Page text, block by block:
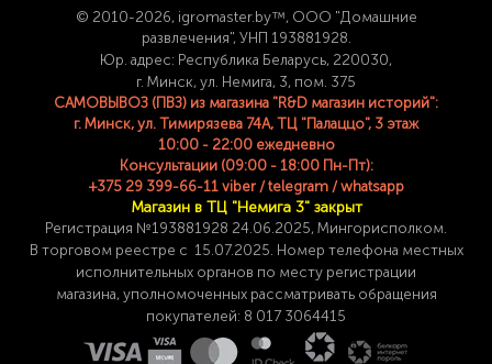
© 2010-2026, igromaster.by™, ООО "Домашние
развлечения", УНП 193881928.
Юр. адрес: Республика Беларусь, 220030,
г. Минск, ул. Немига, 3, пом. 375
САМОВЫВОЗ (ПВЗ) из магазина "R&D магазин историй":
г. Минск, ул. Тимирязева 74A, ТЦ "Палаццо", 3 этаж
10:00 - 22:00 ежедневно
Консультации (09:00 - 18:00 Пн-Пт):
+375 29 399-66-11 viber / telegram / whatsapp
Магазин в ТЦ "Немига 3" закрыт
Регистрация №193881928 24 .06.2025, Мингорисполком.
В торговом реестре с 15.07.2025. Номер телефона местных
исполнительных органов по месту регистрации
магазина,уполномоченных рассматривать обращения
покупателей: 8 017 3064415